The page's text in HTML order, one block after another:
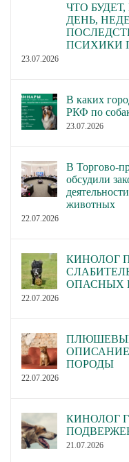
ЧТО
ДЕНЬ,
ПСИХИКИ
23.07.2026
В каких
РКФ по
23.07.2026
В Торгово-
обсудили
животных
22.07.2026
КИНОЛОГ
ОПАСНЫХ
22.07.2026
ПОРОДЫ
22.07.2026
КИНОЛОГ
21.07.2026